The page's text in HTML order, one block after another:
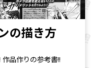
の描き方
品作りの参考書!!